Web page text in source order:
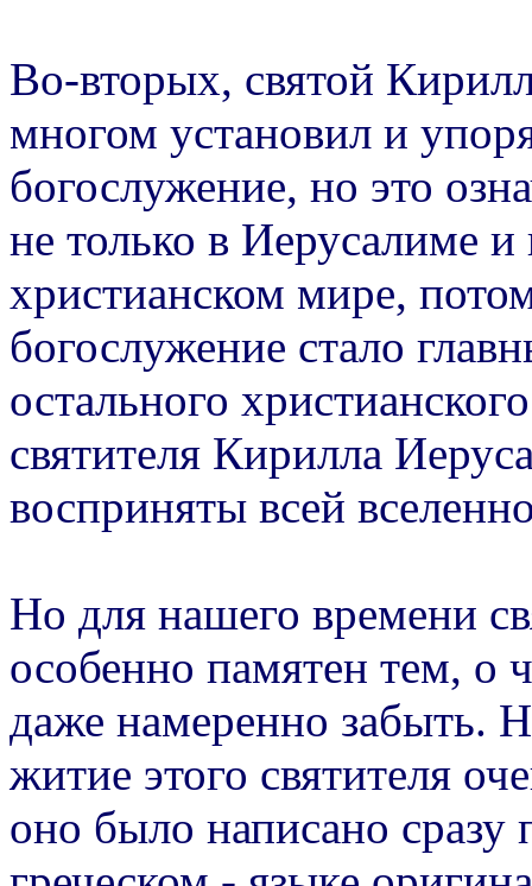
Во-вторых, святой
многом установил и
богослужение, но это
не только в Иерусалиме
христианском мире,
богослужение стало
остального
святителя Кирилла
восприняты всей
Но для нашего времени
особенно памятен тем, о
даже намеренно забыть.
житие этого святителя
оно было написано сразу